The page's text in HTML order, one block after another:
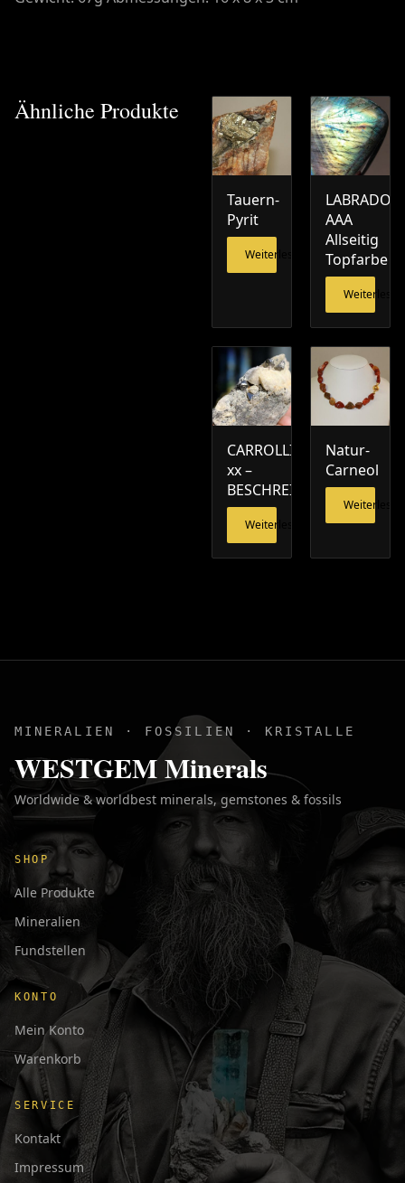
Ähnliche Produkte
Tauern-
Pyrit
Weiterlesen
AAA
Allseitig
Topfarbe
Weiterlesen
CARROLLIT
xx –
BESCHREIBUNG
Weiterlesen
Natur-
Carneol
Weiterlesen
MINERALIEN · FOSSILIEN · KRISTALLE
WESTGEM Minerals
Worldwide & worldbest minerals, gemstones & fossils
SHOP
Alle Produkte
Mineralien
Fundstellen
KONTO
Mein Konto
Warenkorb
SERVICE
Kontakt
Impressum